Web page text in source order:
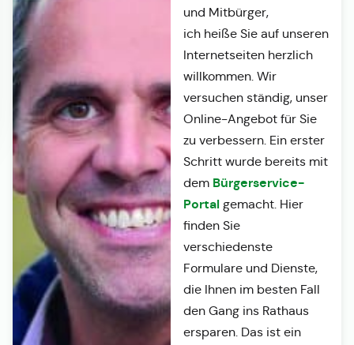
und Mitbürger,
ich heiße Sie auf unseren
Internetseiten herzlich
willkommen. Wir
versuchen ständig, unser
Online-Angebot für Sie
zu verbessern. Ein erster
Schritt wurde bereits mit
dem Bürgerservice-
Portalgemacht. Hier
finden Sie
verschiedenste
Formulare und Dienste,
die Ihnen im besten Fall
den Gang ins Rathaus
ersparen. Das ist ein